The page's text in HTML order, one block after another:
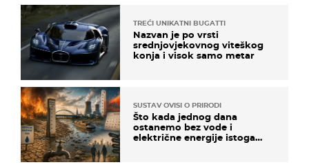
TREĆI UNIKATNI BUGATTI
Nazvan je po vrsti
srednjovjekovnog viteškog
konja i visok samo metar
SUSTAV OVISI O PRIRODI
Što kada jednog dana
ostanemo bez vode i
električne energije istoga